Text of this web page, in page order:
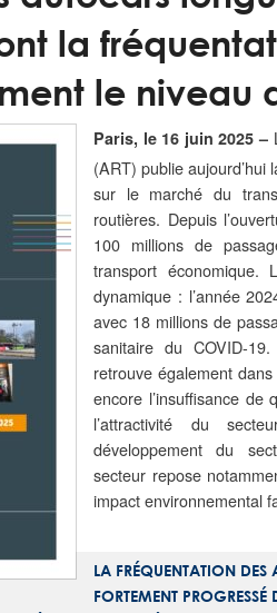
la
le niveau
Paris, le 16 juin 2025 –
(ART) publie aujourd’hui
sur le marché du
routières. Depuis
100 millions de
transport
dynamique : l’année
avec 18 millions de
sanitaire du COVID-
retrouve également
encore l’insuffisance
l’attractivité du
développement du
secteur repose
impact environnemental
LA FRÉQUENTATION
FORTEMENT